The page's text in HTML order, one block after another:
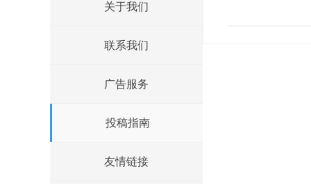
关于我们
联系我们
广告服务
投稿指南
友情链接